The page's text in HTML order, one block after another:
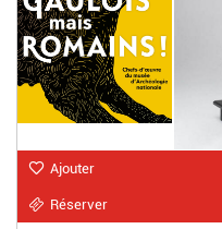
Ajouter
Réserver